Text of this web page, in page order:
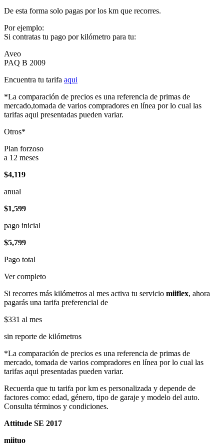
De esta forma solo pagas por los km que recorres.
Por ejemplo:
Si contratas tu pago por kilómetro para tu:
Aveo
PAQ B 2009
Encuentra tu tarifa aqui
*La comparación de precios es una referencia de primas de
mercado,tomada de varios compradores en línea por lo cual las
tarifas aqui presentadas pueden variar.
Otros*
Plan forzoso
a 12 meses
$4,119
anual
$1,599
pago inicial
$5,799
Pago total
Ver completo
Si recorres más kilómetros al mes activa tu servicio miiflex, ahora
pagarás una tarifa preferencial de
$331 al mes
sin reporte de kilómetros
*La comparación de precios es una referencia de primas de
mercado, tomada de varios compradores en línea por lo cual las
tarifas aqui presentadas pueden variar.
Recuerda que tu tarifa por km es personalizada y depende de
factores como: edad, género, tipo de garaje y modelo del auto.
Consulta términos y condiciones.
Attitude SE 2017
miituo